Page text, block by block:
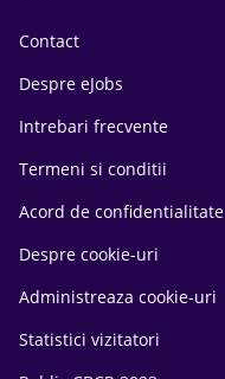
Contact
Despre eJobs
Intrebari frecvente
Termeni si conditii
Acord de confidentialitate
Despre cookie-uri
Administreaza cookie-uri
Statistici vizitatori